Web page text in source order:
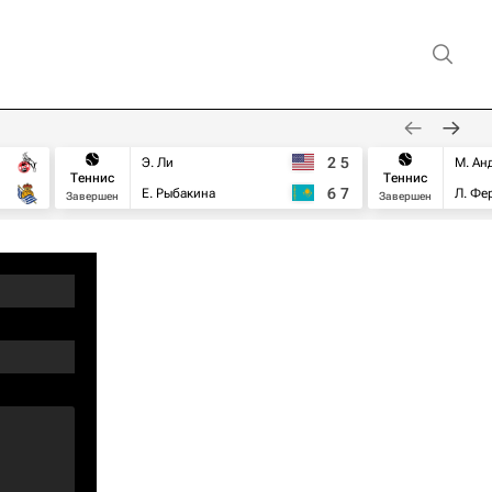
Теннис
Завершен
Э. Ли
Е. Рыбакина
2 5
6 7
Теннис
Завершен
М.
Л.